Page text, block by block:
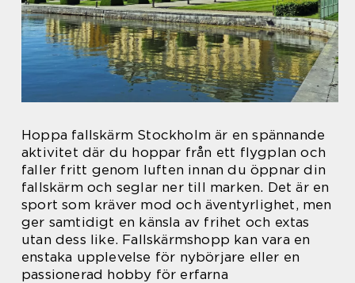
Hoppa fallskärm Stockholm är en spännande
aktivitet där du hoppar från ett flygplan och
faller fritt genom luften innan du öppnar din
fallskärm och seglar ner till marken. Det är en
sport som kräver mod och äventyrlighet, men
ger samtidigt en känsla av frihet och extas
utan dess like. Fallskärmshopp kan vara en
enstaka upplevelse för nybörjare eller en
passionerad hobby för erfarna